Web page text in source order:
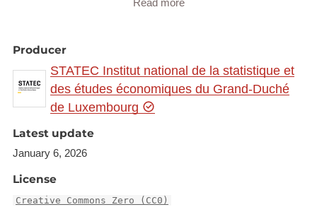
tonnes)
Déchets recyclables récupérés (en tonnes)
Piles et accumulateurs (en tonnes)
Population couverte par un système de
collecte (en %)
Production et traitement de déchets
ménagers (en 1 000 tonnes)
Taux de recyclage de différents matériaux
Transferts notifiés, importations et
Read more
Producer
STATEC Institut national de la statistique et
des études économiques du Grand-Duché
de Luxembourg
Latest update
January 6, 2026
License
Creative Commons Zero (CC0)